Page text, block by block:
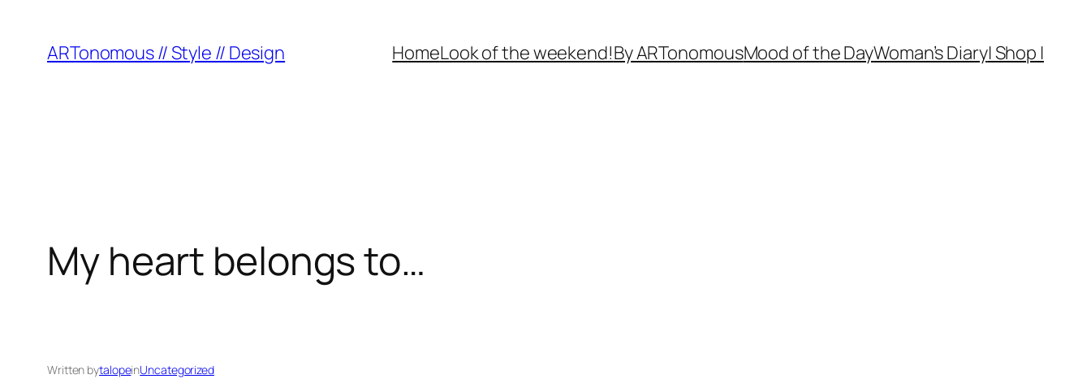
ARTonomous // Style // Design HomeLook of the weekend!By ARTonomousMood of the DayWoman’s Diary| Shop |
My heart belongs to…
Written bytalopeinUncategorized